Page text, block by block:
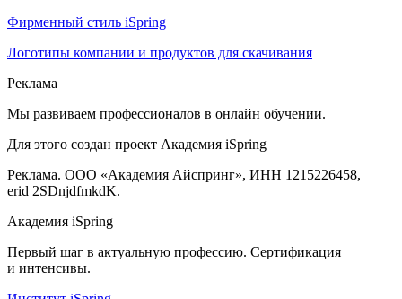
Фирменный стиль iSpring
Логотипы компании и продуктов для скачивания
Реклама
Мы развиваем профессионалов в онлайн обучении.
Для этого создан проект Академия iSpring
Реклама. ООО «Академия Айспринг», ИНН 1215226458,
erid 2SDnjdfmkdK.
Академия iSpring
Первый шаг в актуальную профессию. Сертификация
и интенсивы.